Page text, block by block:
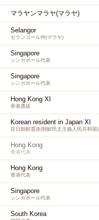
マラヤンマラヤ(マラヤ)
Selangor
セランゴール州(マラヤ)
Singapore
シンガポール代表
Singapore
シンガポール代表
Hong Kong XI
香港選抜
Korean resident in Japan XI
在日朝鮮選抜(朝鮮民主主義人民共和国)
Hong Kong
香港代表
Hong Kong
香港代表
Singapore
シンガポール代表
South Korea